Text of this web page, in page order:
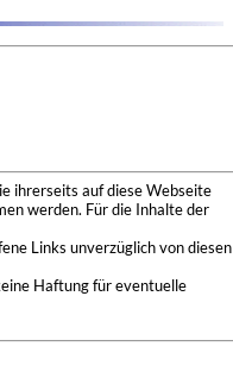
ihrerseits auf diese Webseite
werden. Für die Inhalte der
Links unverzüglich von diesen
Haftung für eventuelle